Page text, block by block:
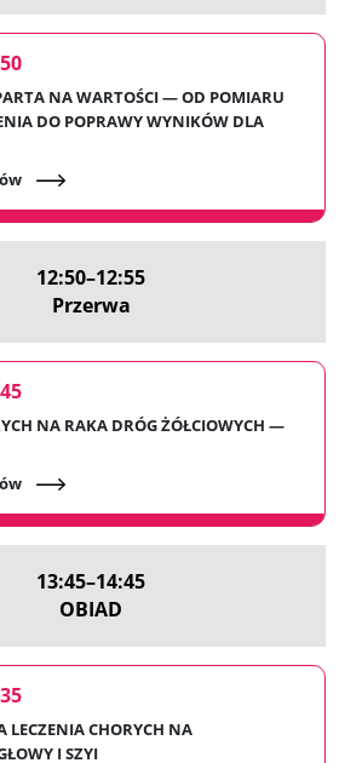
NA WARTOŚCI — OD POMIARU
DO POPRAWY WYNIKÓW DLA
12:50–12:55
Przerwa
NA RAKA DRÓG ŻÓŁCIOWYCH —
13:45–14:45
OBIAD
LECZENIA CHORYCH NA
I SZYI